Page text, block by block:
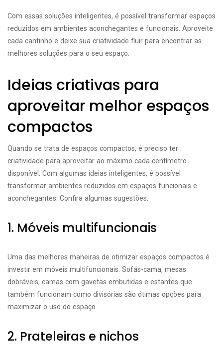
Com essas soluções inteligentes, é possível transformar espaços
reduzidos em ambientes aconchegantes e funcionais. Aproveite
cada cantinho e deixe sua criatividade fluir para encontrar as
melhores soluções para o seu espaço.
Ideias criativas para
aproveitar melhor espaços
compactos
Quando se trata de espaços compactos, é preciso ter
criatividade para aproveitar ao máximo cada centímetro
disponível. Com algumas ideias inteligentes, é possível
transformar ambientes reduzidos em espaços funcionais e
aconchegantes. Confira algumas sugestões:
1. Móveis multifuncionais
Uma das melhores maneiras de otimizar espaços compactos é
investir em móveis multifuncionais. Sofás-cama, mesas
dobráveis, camas com gavetas embutidas e estantes que
também funcionam como divisórias são ótimas opções para
maximizar o uso do espaço.
2. Prateleiras e nichos